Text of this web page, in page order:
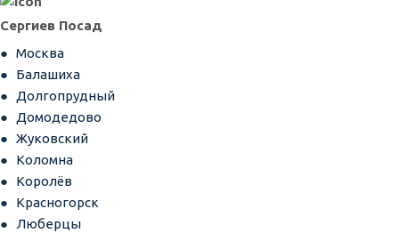
Сергиев Посад
Москва
Балашиха
Долгопрудный
Домодедово
Жуковский
Коломна
Королёв
Красногорск
Люберцы